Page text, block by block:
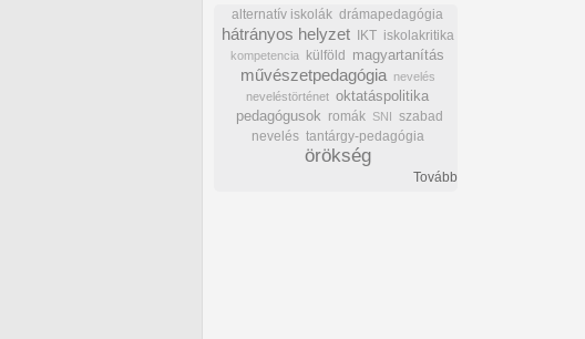
alternatív iskolák drámapedagógia
hátrányos helyzet IKT iskolakritika
kompetencia külföld magyartanítás
művészetpedagógia
nevelés
neveléstörténet oktatáspolitika
pedagógusok romák SNI szabad
nevelés tantárgy-pedagógia
örökség
Tovább